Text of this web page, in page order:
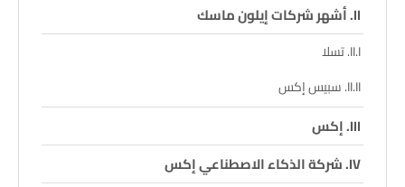
أشهر شركات إيلون ماسك
تسلا
سبيس إكس
إكس
شركة الذكاء الاصطناعي إكس